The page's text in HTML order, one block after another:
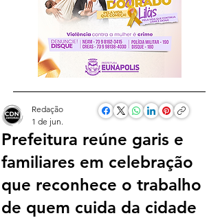
Prefeitura reúne garis e
familiares em celebração
que reconhece o trabalho
de quem cuida da cidade
Redação
1 de jun.